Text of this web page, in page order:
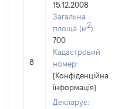
8
15.12.2008
Загальна
площа (м2):
700
Кадастровий
номер:
[Конфіденційна
інформація]
Декларує: